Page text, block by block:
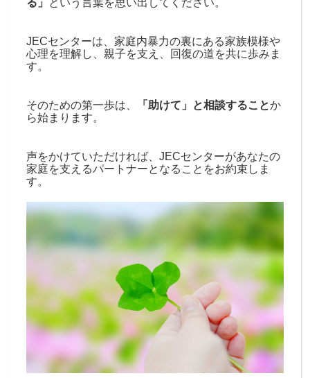
る 」 という言葉を思い出してください。
JECセンターは、家庭内暴力の裏にある家族模様や
心理を理解し、親子を支え、回復の道を共に歩みま
す。
そのための第一歩は、 「助けて」と相談することか
ら始まります。
声をかけていただければ、JECセンターがあなたの
家庭を支えるパートナーとなることをお約束しま
す。